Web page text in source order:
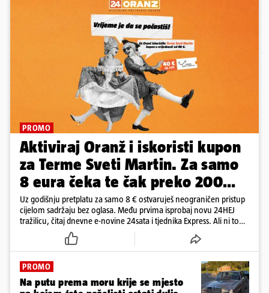
PROMO
Aktiviraj Oranž i iskoristi kupon
za Terme Sveti Martin. Za samo
8 eura čeka te čak preko 200
eura kupona!
Uz godišnju pretplatu za samo 8 € ostvaruješ neograničen pristup
cijelom sadržaju bez oglasa. Među prvima isprobaj novu 24HEJ
tražilicu, čitaj dnevne e-novine 24sata i tjednika Express. Ali ni to
PROMO
Na putu prema moru krije se mjesto